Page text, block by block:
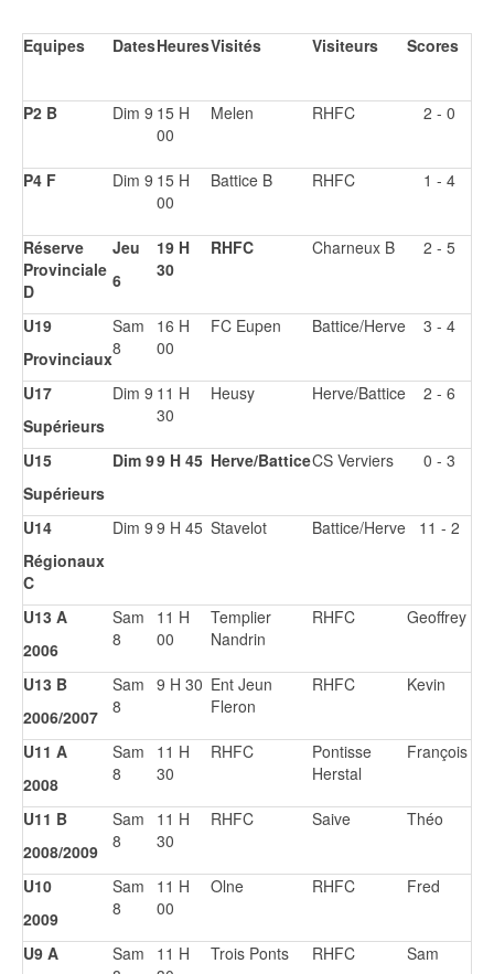
Equipes DatesHeuresVisités Visiteurs Scores
P2 B Dim 9 15 H
00
Melen RHFC 2 - 0
P4 F Dim 9 15 H
00
Battice B RHFC 1 - 4
Réserve
Provinciale
D
Jeu
6
19 H
30
RHFC Charneux B 2 - 5
U19
Provinciaux
Sam
8
16 H
00
FC Eupen Battice/Herve 3 - 4
U17
Supérieurs
Dim 9 11 H
30
Heusy Herve/Battice 2 - 6
U15
Supérieurs
Dim 99 H 45 Herve/BatticeCS Verviers 0 - 3
U14
Régionaux
C
Dim 9 9 H 45 Stavelot Battice/Herve 11 - 2
U13 A
2006
Sam
8
11 H
00
Templier
Nandrin
RHFC Geoffrey
U13 B
2006/2007
Sam
8
9 H 30 Ent Jeun
Fleron
RHFC Kevin
U11 A
2008
Sam
8
11 H
30
RHFC
Pontisse
Herstal
François
U11 B
2008/2009
Sam
8
11 H
30
RHFC Saive Théo
U10
2009
Sam
8
11 H
00
Olne RHFC Fred
U9 A
Sam
11 H
Trois Ponts RHFC Sam